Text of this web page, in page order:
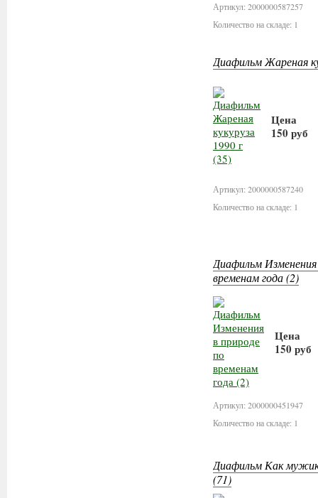
Артикул: 2000000587257
Количество на складе: 1
Диафильм Жареная
Цена
150 руб
Артикул: 2000000587240
Количество на складе: 1
Диафильм
временам года (2)
Цена
150 руб
Артикул: 2000000451947
Количество на складе: 1
Диафильм Как
(71)